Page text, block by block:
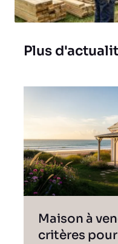
Plus
Maison à
critères